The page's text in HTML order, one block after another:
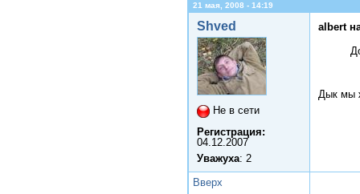
21 мая, 2008 - 14:19
Shved
Не в сети
Регистрация:
04.12.2007
Уважуха: 2
albert
Дык мы
Вверх